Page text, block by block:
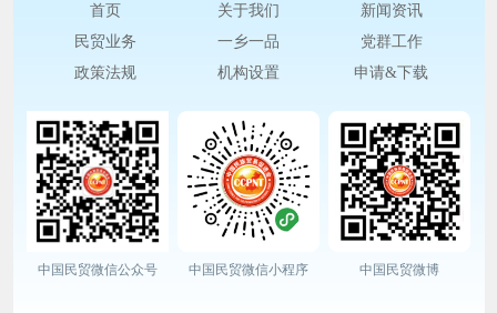
首页 关于我们
新闻资讯
民贸业务
一乡一品
党群工作
政策法规
机构设置 申请&下载
中国民贸微信公众号 中国民贸微信小程序 中国民贸微博